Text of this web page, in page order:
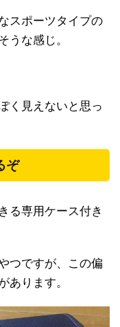
スポーツタイプの
うな感じ。
く見えないと思っ
ぞ
る専用ケース付き
つですが、この偏
あります。